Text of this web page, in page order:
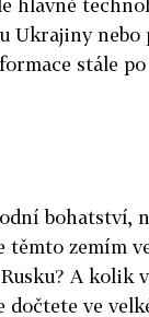
Ukrajiny nebo
stále po
bohatství,
zemím
A kolik
dočtete ve